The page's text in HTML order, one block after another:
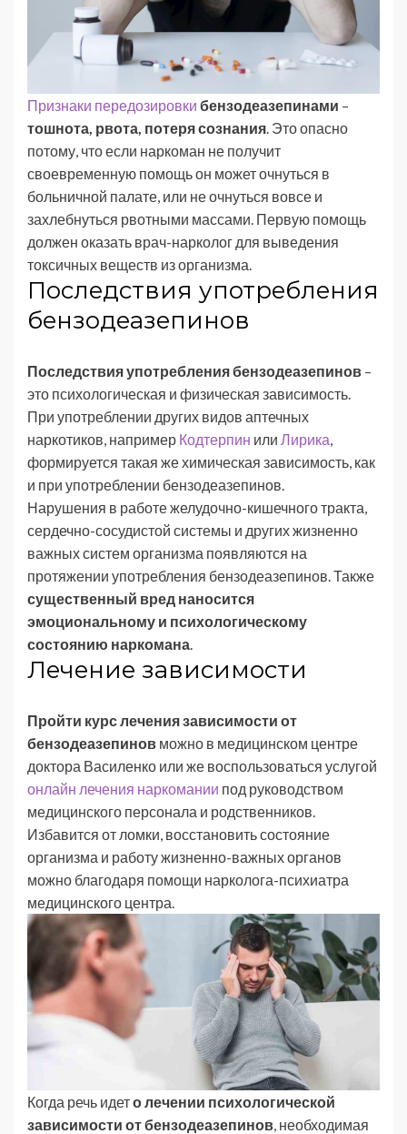
Признаки передозировки бензодеазепинами –
тошнота, рвота, потеря сознания. Это опасно
потому, что если наркоман не получит
своевременную помощь он может очнуться в
больничной палате, или не очнуться вовсе и
захлебнуться рвотными массами. Первую помощь
должен оказать врач-нарколог для выведения
токсичных веществ из организма.
Последствия употребления
бензодеазепинов
Последствия употребления бензодеазепинов –
это психологическая и физическая зависимость.
При употреблении других видов аптечных
наркотиков, например Кодтерпин или Лирика,
формируется такая же химическая зависимость, как
и при употреблении бензодеазепинов.
Нарушения в работе желудочно-кишечного тракта,
сердечно-сосудистой системы и других жизненно
важных систем организма появляются на
протяжении употребления бензодеазепинов. Также
существенный вред наносится
эмоциональному и психологическому
состоянию наркомана.
Лечение зависимости
Пройти курс лечения зависимости от
бензодеазепинов можно в медицинском центре
доктора Василенко или же воспользоваться услугой
онлайн лечения наркомании под руководством
медицинского персонала и родственников.
Избавится от ломки, восстановить состояние
организма и работу жизненно-важных органов
можно благодаря помощи нарколога-психиатра
медицинского центра.
Когда речь идето лечении психологической
зависимости от бензодеазепинов, необходимая